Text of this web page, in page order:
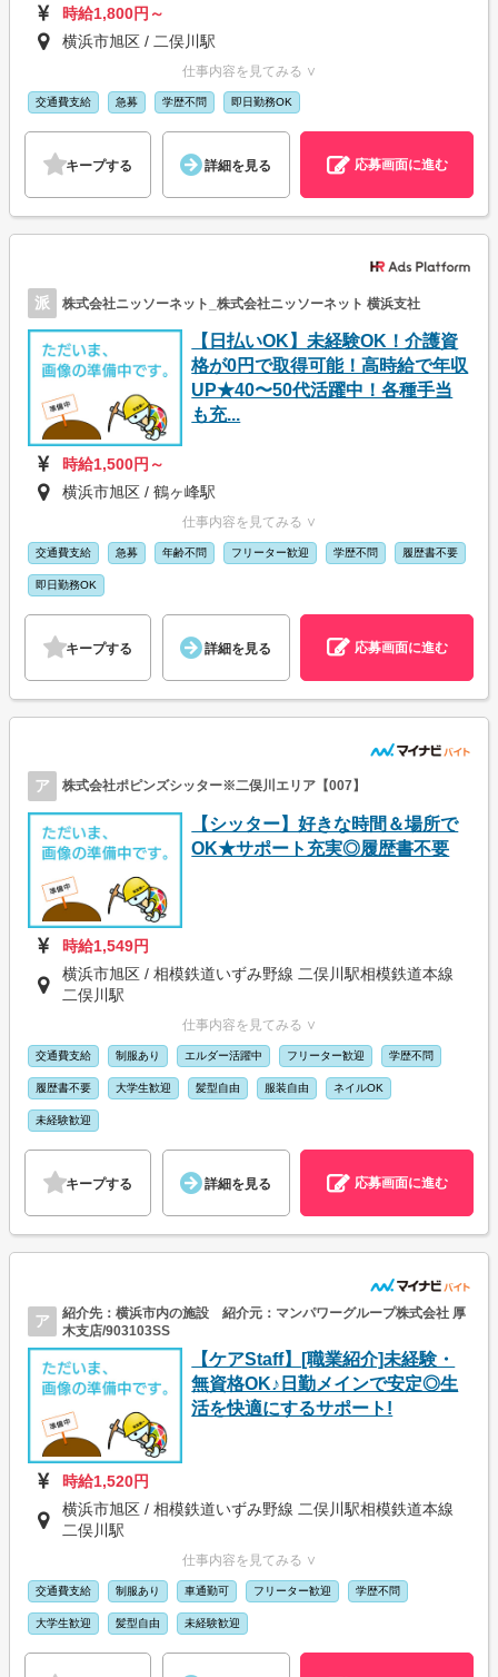
時給1,800円～
横浜市旭区 / 二俣川駅
仕事内容を見てみる ∨
交通費支給 急募 学歴不問 即日勤務OK
キープする 詳細を見る 応募画面に進む
派 株式会社ニッソーネット_株式会社ニッソーネット 横浜支社
【日払いOK】未経験OK！介護資
格が0円で取得可能！高時給で年収
UP★40〜50代活躍中！各種手当
も充...
時給1,500円～
横浜市旭区 / 鶴ヶ峰駅
仕事内容を見てみる ∨
交通費支給 急募 年齢不問 フリーター歓迎 学歴不問 履歴書不要
即日勤務OK
キープする 詳細を見る 応募画面に進む
ア 株式会社ポピンズシッター※二俣川エリア【007】
【シッター】好きな時間＆場所で
OK★サポート充実◎履歴書不要
時給1,549円
横浜市旭区 / 相模鉄道いずみ野線 二俣川駅相模鉄道本線
二俣川駅
仕事内容を見てみる ∨
交通費支給 制服あり エルダー活躍中 フリーター歓迎 学歴不問
履歴書不要 大学生歓迎 髪型自由 服装自由 ネイルOK
未経験歓迎
キープする 詳細を見る 応募画面に進む
ア
紹介先：横浜市内の施設 紹介元：マンパワーグループ株式会社 厚
木支店/903103SS
【ケアStaff】[職業紹介]未経験・
無資格OK♪日勤メインで安定◎生
活を快適にするサポート!
時給1,520円
横浜市旭区 / 相模鉄道いずみ野線 二俣川駅相模鉄道本線
二俣川駅
仕事内容を見てみる ∨
交通費支給 制服あり 車通勤可 フリーター歓迎 学歴不問
大学生歓迎 髪型自由 未経験歓迎